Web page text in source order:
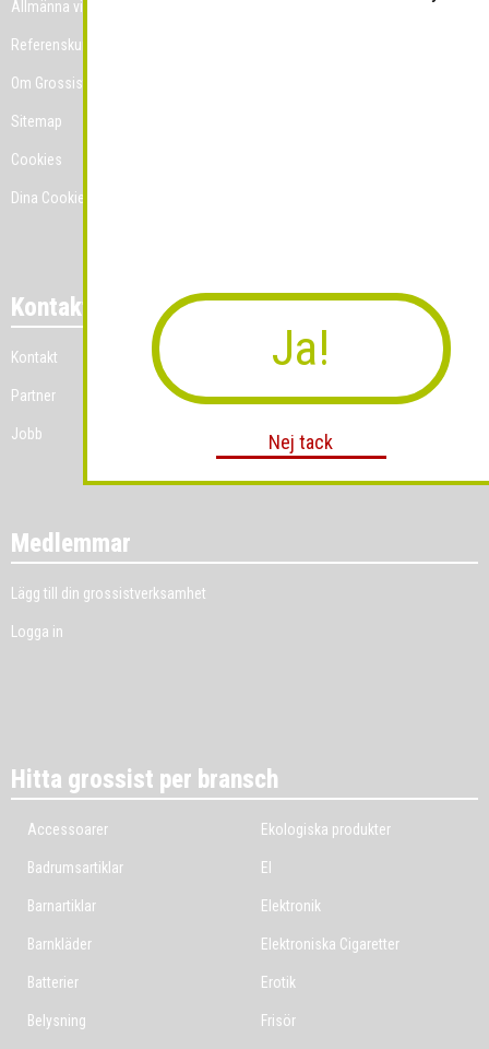
Allmänna villkor
Referenskunder
Om Grossist.se
Sitemap
Cookies
Dina Cookie-prefenser
Kontakt
Kontakt
Partner
Jobb
Medlemmar
Lägg till din grossistverksamhet
Logga in
Hitta grossist per bransch
Accessoarer
Badrumsartiklar
Barnartiklar
Barnkläder
Batterier
Belysning
Ekologiska produkter
El
Elektronik
Elektroniska Cigaretter
Erotik
Frisör
Ja!
Nej tack